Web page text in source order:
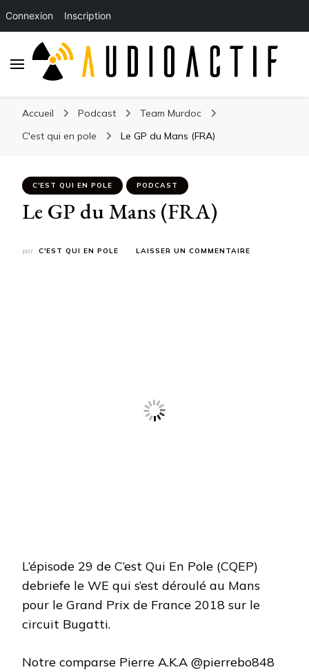
Connexion Inscription
Accueil Podcast
Team Murdoc
C'est qui en pole
Le GP du Mans (FRA)
C'EST QUI EN POLE PODCAST
Le GP du Mans (FRA)
par C'EST QUI EN POLE LAISSER UN COMMENTAIRE
L’épisode 29 de C’est Qui En Pole (CQEP)
debriefe le WE qui s’est déroulé au Mans
pour le Grand Prix de France 2018 sur le
circuit Bugatti.
Notre comparse Pierre A.K.A @pierrebo848